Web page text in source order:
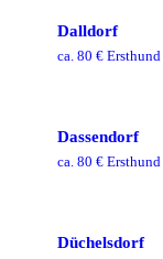
Dalldorf
ca. 80 € Ersthund
Dassendorf
ca. 80 € Ersthund
Düchelsdorf